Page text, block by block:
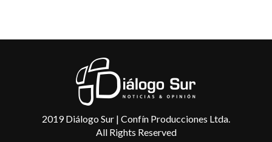
2019 Diálogo Sur | Confín Producciones Ltda.
All Rights Reserved